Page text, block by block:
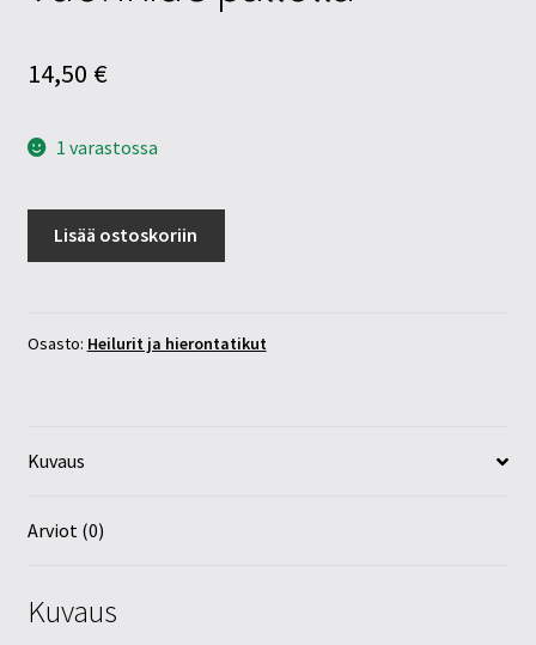
14,50 €
1 varastossa
määrä
Lisää ostoskoriin
Osasto: Heilurit ja hierontatikut
Kuvaus
Arviot (0)
Kuvaus